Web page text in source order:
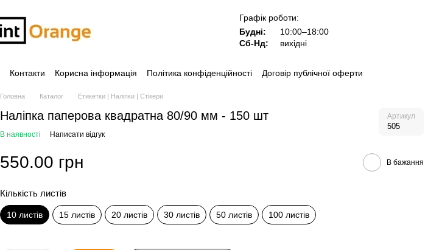
Графік роботи:
Будні:
10:00–18:00
Сб-Нд:
вихідні
Контакти Корисна інформація Політика конфіденційності Договір публічної оферти
Головна Каталог Етикетки | Наліпки | Стікери
Наліпка паперова квадратна 80/90 мм - 150 шт Артикул
505
В наявності Написати відгук
550.00 грн В бажання
Кількість листів
10 листів 15 листів 20 листів 30 листів 50 листів 100 листів